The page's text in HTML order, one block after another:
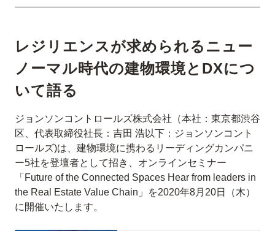
レジリエンスが求められるニュー
ノーマル時代の建物環境とDXにつ
いて語る
ジョンソンコントロールズ株式会社（本社：東京都渋谷
区、代表取締役社長：吉田 浩以下：ジョンソンコント
ロールズ)は、建物環境に携わるリーディングカンパニ
ー5社を登壇者として招き、オンラインセミナー
「Future of the Connected Spaces Hear from leaders in
the Real Estate Value Chain」を2020年8月20日（木）
に開催いたします。